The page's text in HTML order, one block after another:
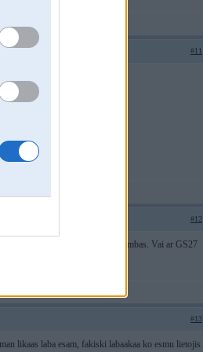
#11
#12
apdroshinat autinju, bet ir skrambas. Vai ar GS27
#13
likaas laba esam, fakiski labaakaa ko esmu lietojis.